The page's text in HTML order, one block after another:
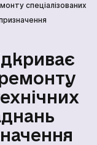
спеціалізованих